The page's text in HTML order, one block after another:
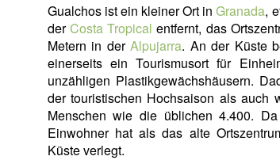
Gualchos ist ein kleiner Ort inGranada,
derCosta Tropical entfernt, das
Metern in der Alpujarra. An der Küste
einerseits ein Tourismusort für
unzähligen Plastikgewächshäusern.
der touristischen Hochsaison als auch
Menschen wie die üblichen 4.400. Da
Einwohner hat als das alte
Küste verlegt.